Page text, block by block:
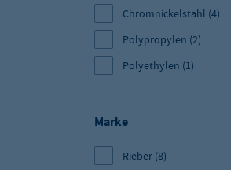
Chromnickelstahl (4)
Polypropylen (2)
Polyethylen (1)
Marke
Rieber (8)